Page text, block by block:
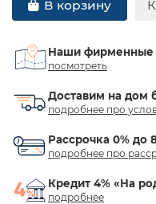
В корзину
Наши фирменные
посмотреть
Доставим на дом
подробнее про
Рассрочка 0% до
подробнее про
Кредит 4% «На
подробнее